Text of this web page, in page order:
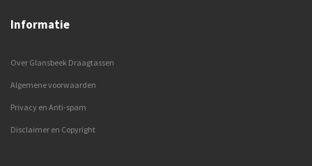
Informatie
Over Glansbeek Draagtassen
Algemene voorwaarden
Privacy en Anti-spam
Disclaimer en Copyright